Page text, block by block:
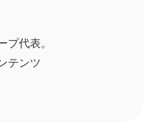
代表。
テンツ